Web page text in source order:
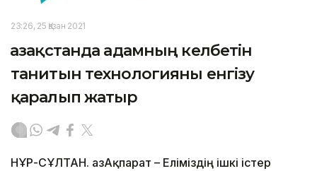
23:26, 25 Қазан 2021
Қазақстанда адамның келбетін
танитын технологияны енгізу
қаралып жатыр
НҰР-СҰЛТАН. ҚазАқпарат – Еліміздің ішкі істер